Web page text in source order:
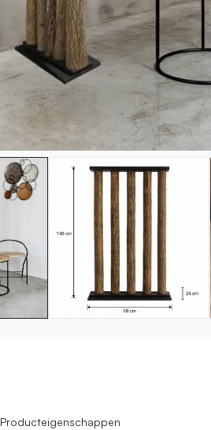
Producteigenschappen